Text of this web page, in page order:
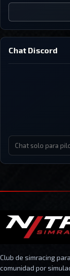
Chat Discord
Club de simracing
comunidad por